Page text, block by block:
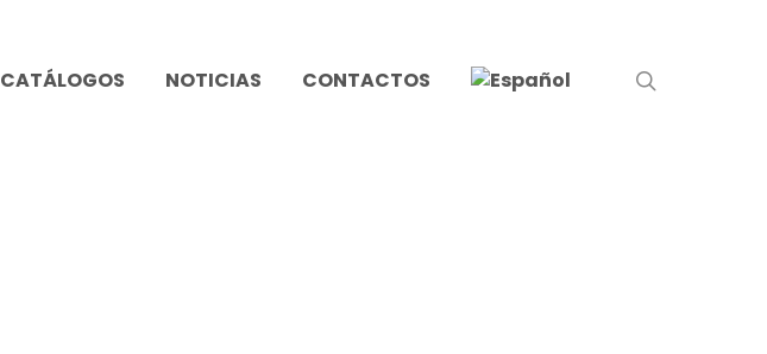
CATÁLOGOS NOTICIAS CONTACTOS